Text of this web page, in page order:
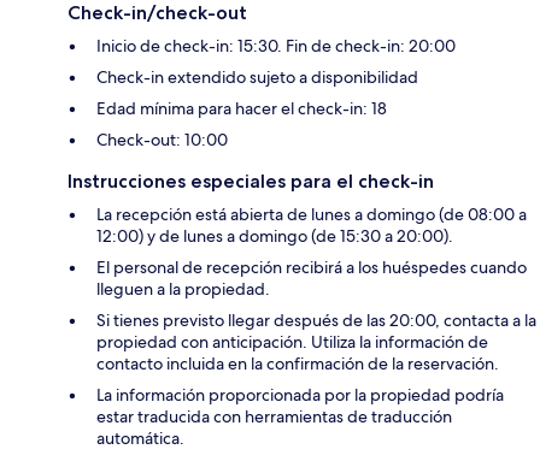
Check-in/check-out
Inicio de check-in: 15:30. Fin de check-in: 20:00
Check-in extendido sujeto a disponibilidad
Edad mínima para hacer el check-in: 18
Check-out: 10:00
Instrucciones especiales para el check-in
La recepción está abierta de lunes a domingo (de 08:00 a
12:00) y de lunes a domingo (de 15:30 a 20:00).
El personal de recepción recibirá a los huéspedes cuando
lleguen a la propiedad.
Si tienes previsto llegar después de las 20:00, contacta a la
propiedad con anticipación. Utiliza la información de
contacto incluida en la confirmación de la reservación.
La información proporcionada por la propiedad podría
estar traducida con herramientas de traducción
automática.